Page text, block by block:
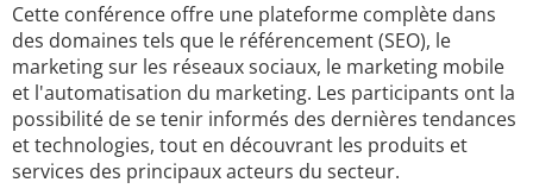
Cette conférence offre une plateforme complète dans
des domaines tels que le référencement (SEO), le
marketing sur les réseaux sociaux, le marketing mobile
et l'automatisation du marketing. Les participants ont la
possibilité de se tenir informés des dernières tendances
et technologies, tout en découvrant les produits et
services des principaux acteurs du secteur.